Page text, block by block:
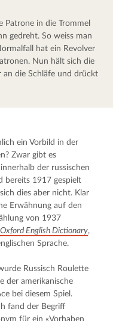
Patrone in die Trommel
gedreht. So weiss man
hat ein Revolver
Nun hält sich die
an die Schläfe und drückt
ein Vorbild in der
Zwar gibt es
der russischen
bereits 1917 gespielt
dies aber nicht. Klar
Erwähnung auf den
von 1937
Oxford English Dictionary,
Sprache.
Russisch Roulette
der amerikanische
bei diesem Spiel.
fand der Begriff
für ein «Vorhaben